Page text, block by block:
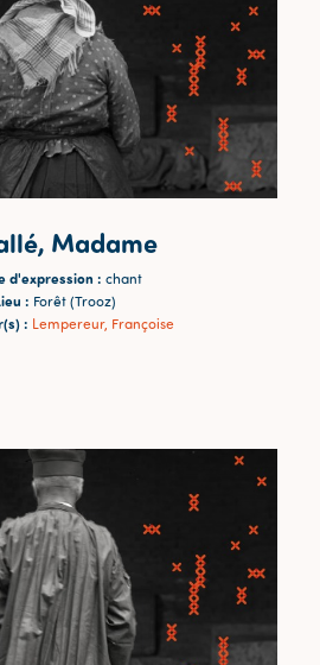
Madame
d'expression : chant
: Forêt (Trooz)
: Lempereur, Françoise